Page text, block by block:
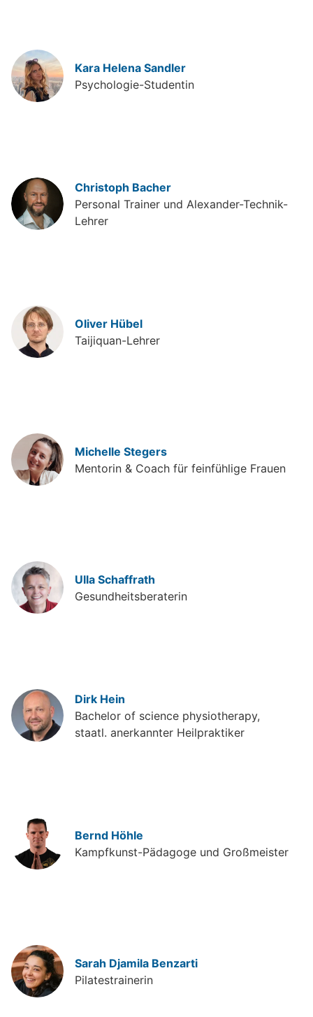
Kara Helena Sandler
Psychologie-Studentin
Christoph Bacher
Personal Trainer und Alexander-Technik-
Lehrer
Oliver Hübel
Taijiquan-Lehrer
Michelle Stegers
Mentorin & Coach für feinfühlige Frauen
Ulla Schaffrath
Gesundheitsberaterin
Dirk Hein
Bachelor of science physiotherapy,
staatl. anerkannter Heilpraktiker
Bernd Höhle
Kampfkunst-Pädagoge und Großmeister
Sarah Djamila Benzarti
Pilatestrainerin